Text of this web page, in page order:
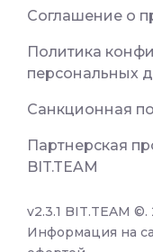
Соглашение о
Политика
персональных
Санкционная
Партнерская
BIT.TEAM
v2.3.1 BIT.TEAM
Информация на